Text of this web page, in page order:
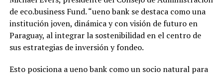
de eco.business Fund. “ueno bank se destaca como una
institución joven, dinámica y con visión de futuro en
Paraguay, al integrar la sostenibilidad en el centro de
sus estrategias de inversión y fondeo.
Esto posiciona a ueno bank como un socio natural para